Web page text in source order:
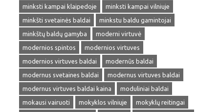
minksti kampai klaipedoje
minksti kampai vilniuje
minkšti svetainės baldai
minkstu baldu gamintojai
minkštų baldų gamyba
moderni virtuvė
modernios spintos
modernios virtuves
modernios virtuves baldai
modernūs baldai
modernus svetaines baldai
modernus virtuves baldai
modernus virtuves baldai kaina
moduliniai baldai
mokausi vairuoti
mokyklos vilniuje
mokyklų reitingai